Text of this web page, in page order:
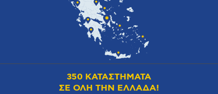
350 ΚΑΤΑΣΤΗΜΑΤΑ
ΣΕ ΟΛΗ ΤΗΝ ΕΛΛΑΔΑ!